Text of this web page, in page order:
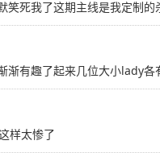
笑死我了这期主线是我定制
渐有趣了起来几位大小lady
样太惨了